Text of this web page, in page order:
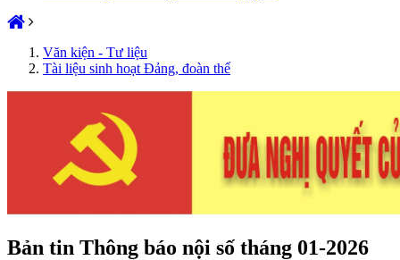
Văn kiện - Tư liệu
Tài liệu sinh hoạt Đảng, đoàn thể
Bản tin Thông báo nội số tháng 01-2026